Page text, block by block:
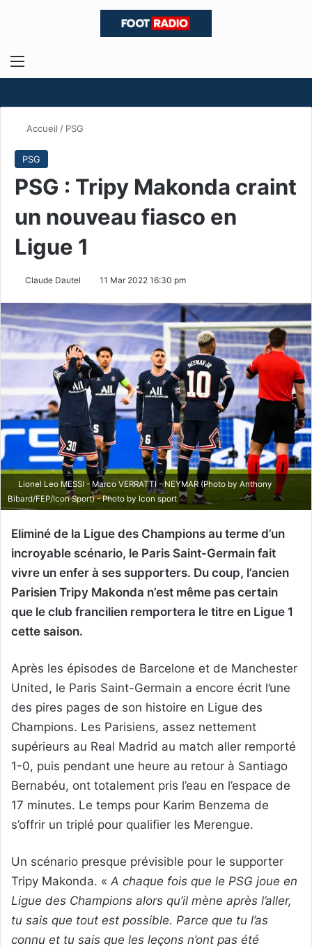
Menu
Accueil / PSG
PSG
PSG : Tripy Makonda craint
un nouveau fiasco en
Ligue 1
Claude Dautel 11 Mar 2022 16:30 pm
Lionel Leo MESSI - Marco VERRATTI - NEYMAR (Photo by Anthony
Bibard/FEP/Icon Sport) - Photo by Icon sport
Eliminé de la Ligue des Champions au terme d’un
incroyable scénario, le Paris Saint-Germain fait
vivre un enfer à ses supporters. Du coup, l’ancien
Parisien Tripy Makonda n’est même pas certain
que le club francilien remportera le titre en Ligue 1
cette saison.
Après les épisodes de Barcelone et de Manchester
United, le Paris Saint-Germain a encore écrit l’une
des pires pages de son histoire en Ligue des
Champions. Les Parisiens, assez nettement
supérieurs au Real Madrid au match aller remporté
1-0, puis pendant une heure au retour à Santiago
Bernabéu, ont totalement pris l’eau en l’espace de
17 minutes. Le temps pour Karim Benzema de
s’offrir un triplé pour qualifier les Merengue.
Un scénario presque prévisible pour le supporter
Tripy Makonda. «A chaque fois que le PSG joue en
Ligue des Champions alors qu’il mène après l’aller,
tu sais que tout est possible. Parce que tu l’as
connu et tu sais que les leçons n’ont pas été